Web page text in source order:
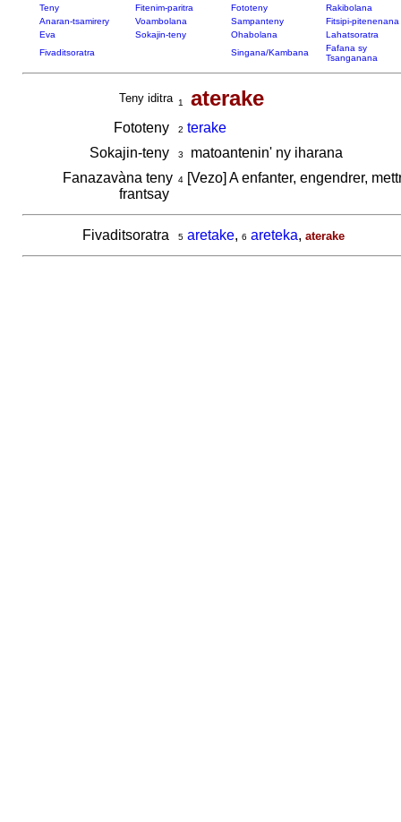
Teny Fitenim-paritra Fototeny
Rakibolana
Anaran-tsamirery
Voambolana Sampanteny
Fitsipi-pitenenana
Eva
Sokajin-teny Ohabolana
Lahatsoratra
Fivaditsoratra
Singana/Kambana
Fafana sy
Tsanganana
Teny iditra 1 aterake
Fototeny 2 terake
Sokajin-teny
3
matoantenin' ny iharana
Fanazavàna teny
frantsay
4[Vezo] A enfanter, engendrer,
Fivaditsoratra 5 aretake, 6 areteka, aterake